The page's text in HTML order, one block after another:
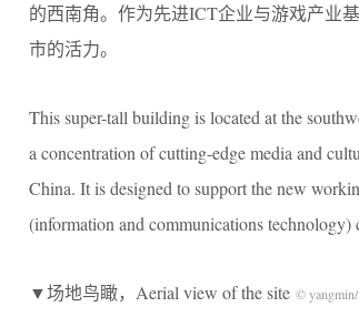
的西南角。作为先进ICT企业与游戏产业基
市的活力。
This super-tall building is located at the
a concentration of cutting-edge media and
China. It is designed to support the new
(information and communications
▼场地鸟瞰，Aerial view of the site ©